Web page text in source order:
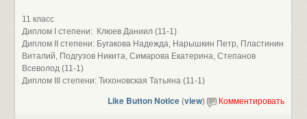
11 класс
Диплом I степени: Клюев Даниил (11-1)
Диплом II степени: Бугакова Надежда, Нарышкин Петр, Пластинин
Виталий, Подгузов Никита, Симарова Екатерина, Степанов
Всеволод (11-1)
Диплом III степени: Тихоновская Татьяна (11-1)
Like Button Notice (view) Комментировать